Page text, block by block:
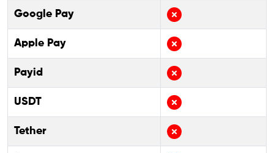
Google Pay
Apple Pay
Payid
USDT
Tether